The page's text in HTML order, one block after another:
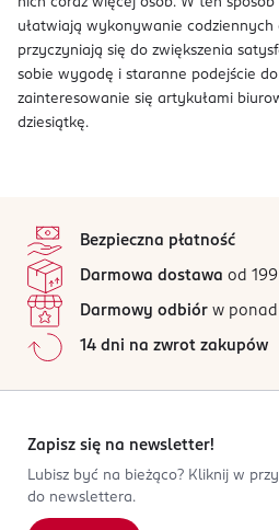
ułatwiają wykonywanie codziennych
przyczyniają się do zwiększenia
sobie wygodę i staranne podejście
zainteresowanie się artykułami
dziesiątkę.
Bezpieczna płatność
Darmowa dostawa od 199
Darmowy odbiór w
14 dni na zwrot zakupów
Zapisz się na newsletter!
Lubisz być na bieżąco? Kliknij w
do newslettera.